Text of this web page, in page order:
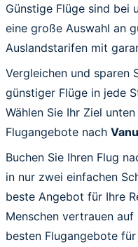
Günstige Flüge sind bei
eine große Auswahl an
Auslandstarifen mit
Vergleichen und sparen
günstiger Flüge in jede
Wählen Sie Ihr Ziel
Flugangebote nach
Buchen Sie Ihren Flug
in nur zwei einfachen
beste Angebot für Ihre
Menschen vertrauen
besten Flugangebote